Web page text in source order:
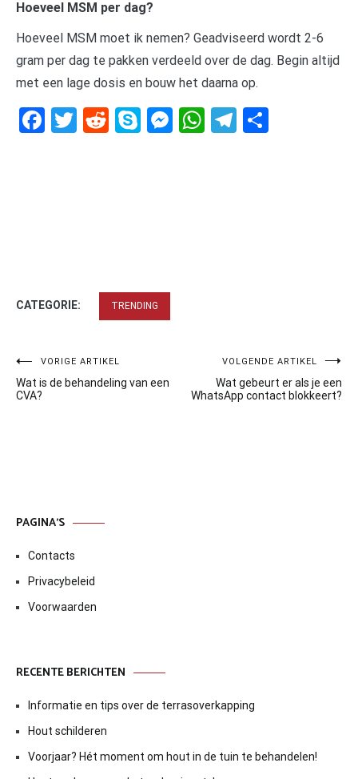
Hoeveel MSM per dag?
Hoeveel MSM moet ik nemen? Geadviseerd wordt 2-6
gram per dag te pakken verdeeld over de dag. Begin altijd
met een lage dosis en bouw het daarna op.
Facebook
Twitter
RedditSkypeMessenger
WhatsApp
Telegram
CATEGORIE: TRENDING
Bericht
navigatie
VORIGE ARTIKEL
Wat is de behandeling van een
CVA?
VOLGENDE ARTIKEL
Wat gebeurt er als je een
WhatsApp contact blokkeert?
PAGINA’S
Contacts
Privacybeleid
Voorwaarden
RECENTE BERICHTEN
Informatie en tips over de terrasoverkapping
Hout schilderen
Voorjaar? Hét moment om hout in de tuin te behandelen!